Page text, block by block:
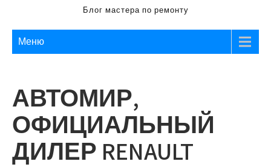
Блог мастера по ремонту
Меню
АВТОМИР,
ОФИЦИАЛЬНЫЙ
ДИЛЕР RENAULT